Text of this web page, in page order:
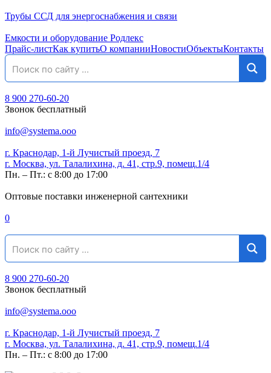
Трубы ССД для энергоснабжения и связи
Емкости и оборудование Родлекс
Прайс-листКак купитьО компанииНовостиОбъектыКонтакты
8 900 270-60-20
Звонок бесплатный
info@systema.ooo
г. Краснодар, 1-й Лучистый проезд, 7
г. Москва, ул. Талалихина, д. 41, стр.9, помещ.1/4
Пн. – Пт.: с 8:00 до 17:00
Оптовые поставки инженерной сантехники
0
8 900 270-60-20
Звонок бесплатный
info@systema.ooo
г. Краснодар, 1-й Лучистый проезд, 7
г. Москва, ул. Талалихина, д. 41, стр.9, помещ.1/4
Пн. – Пт.: с 8:00 до 17:00